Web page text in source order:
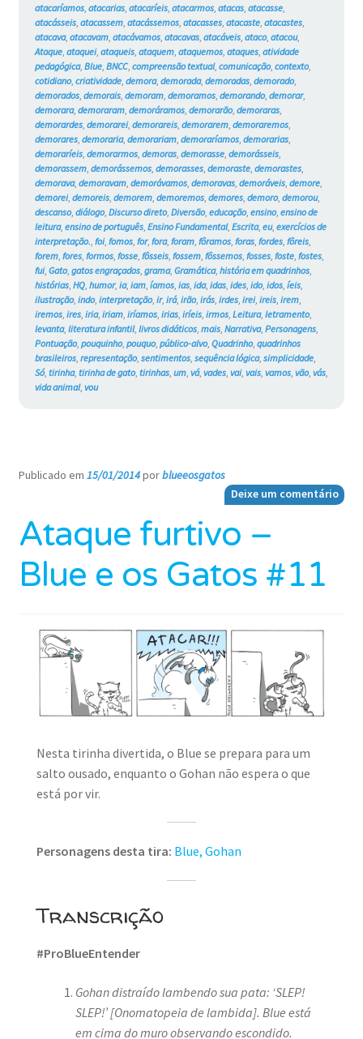
atacaríamos, atacarias, atacaríeis, atacarmos, atacas, atacasse,
atacásseis, atacassem, atacássemos, atacasses, atacaste, atacastes,
atacava, atacavam, atacávamos, atacavas, atacáveis, ataco, atacou,
Ataque, ataquei, ataqueis, ataquem, ataquemos, ataques, atividade
pedagógica, Blue, BNCC, compreensão textual, comunicação, contexto,
cotidiano, criatividade, demora, demorada, demoradas, demorado,
demorados, demorais, demoram, demoramos, demorando, demorar,
demorara, demoraram, demoráramos, demorarão, demoraras,
demorardes, demorarei, demorareis, demorarem, demoraremos,
demorares, demoraria, demorariam, demoraríamos, demorarias,
demoraríeis, demorarmos, demoras, demorasse, demorásseis,
demorassem, demorássemos, demorasses, demoraste, demorastes,
demorava, demoravam, demorávamos, demoravas, demoráveis, demore,
demorei, demoreis, demorem, demoremos, demores, demoro, demorou,
descanso, diálogo, Discurso direto, Diversão, educação, ensino, ensino de
leitura, ensino de português, Ensino Fundamental, Escrita, eu, exercícios de
interpretação. foi, fomos, for, fora, foram, fôramos, foras, fordes, fôreis,
forem, fores, formos, fosse, fôsseis, fossem, fôssemos, fosses, foste, fostes,
fui, Gato, gatos engraçados, grama, Gramática, história em quadrinhos,
histórias, HQ, humor, ia, iam, íamos, ias, ida, idas, ides, ido, idos, íeis,
ilustração, indo, interpretação, ir, irá, irão, irás, irdes, irei, ireis, irem,
iremos, ires, iria, iriam, iríamos, irias, iríeis, irmos, Leitura, letramento,
levanta, literatura infantil, livros didáticos, mais, Narrativa, Personagens,
Pontuação, pouquinho, pouquo, público-alvo, Quadrinho, quadrinhos
brasileiros, representação, sentimentos, sequência lógica, simplicidade,
Só, tirinha, tirinha de gato, tirinhas, um, vá, vades, vai, vais, vamos, vão, vás,
vida animal, vou
Publicado em 15/01/2014porblueeosgatos
Deixe um comentário
Ataque furtivo –
Blue e os Gatos #11
Nesta tirinha divertida, o Blue se prepara para um
salto ousado, enquanto o Gohan não espera o que
está por vir.
Personagens desta tira: Blue, Gohan
Transcrição
#ProBlueEntender
Gohan distraído lambendo sua pata: ‘SLEP!
SLEP!’ [Onomatopeia de lambida]. Blue está
em cima do muro observando escondido.